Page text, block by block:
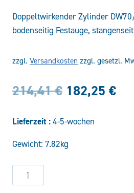
Doppeltwirkender Zylinder
bodenseitig Festauge,
zzgl. Versandkosten zzgl. gesetzl.
214,41€
214,41 €
182,25 €
Lieferzeit : 4-5-wochen
Gewicht: 7.82kg
Hydraulikzylinder
DW70/40-